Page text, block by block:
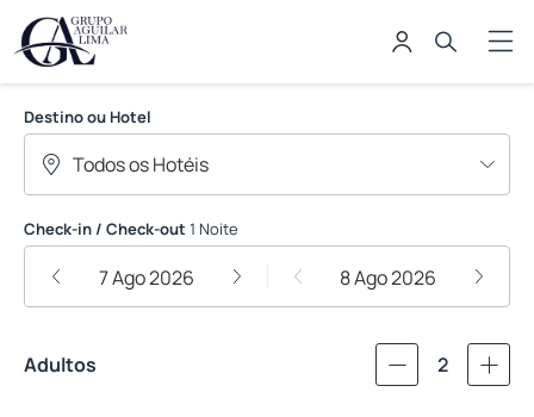
Grupo Aguilar Lima
Destino ou Hotel
Check-in / Check-out 1 Noite
7 Ago 2026 8 Ago 2026
Adultos 2